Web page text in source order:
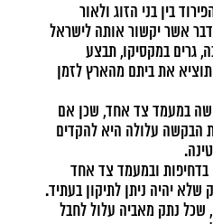
בין בני הזוג ולאור
אשר יקשור אותה לישראל
גרים במקסיקו, תבצע
את ביתם מהארץ לזמן
במעמד צד אחד, שכן אם
הבקשה עלולה היא להקדים
בדחיפות ובמעמד צד אחד
יהיה ניתן לתיקון בעתיד.
שכל נתק מאביה עלול לחבל